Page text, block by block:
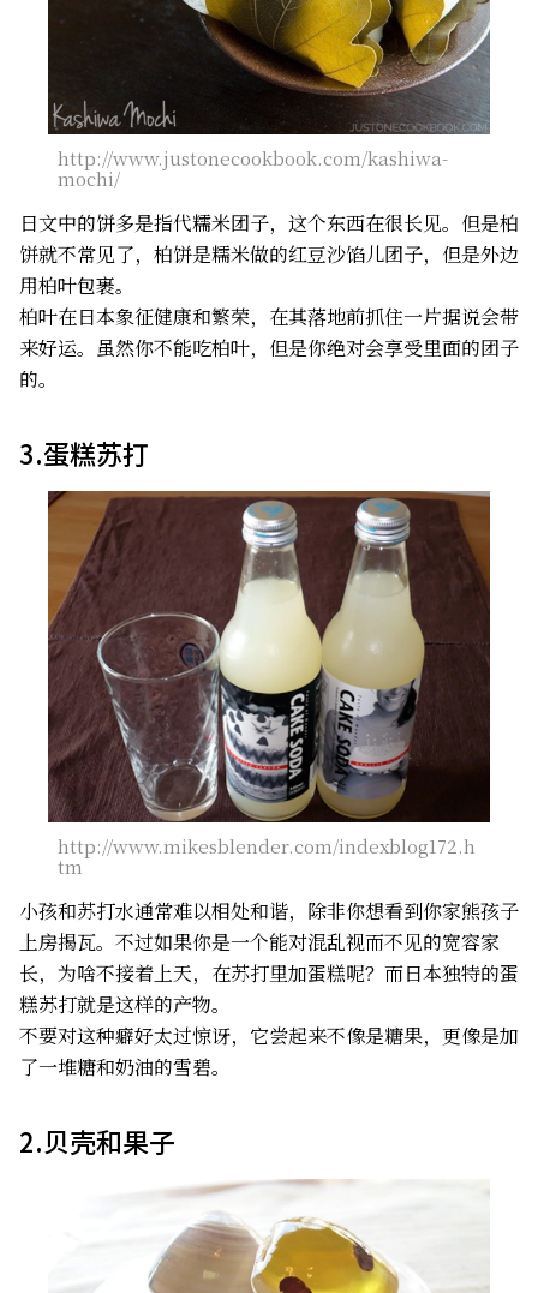
http://www.justonecookbook.com/kashiwa-
mochi/
日文中的饼多是指代糯米团子，这个东西在很长见。但是柏
饼就不常见了，柏饼是糯米做的红豆沙馅儿团子，但是外边
用柏叶包裹。
柏叶在日本象征健康和繁荣，在其落地前抓住一片据说会带
来好运。虽然你不能吃柏叶，但是你绝对会享受里面的团子
的。
3.蛋糕苏打
http://www.mikesblender.com/indexblog172.h
tm
小孩和苏打水通常难以相处和谐，除非你想看到你家熊孩子
上房揭瓦。不过如果你是一个能对混乱视而不见的宽容家
长，为啥不接着上天，在苏打里加蛋糕呢？而日本独特的蛋
糕苏打就是这样的产物。
不要对这种癖好太过惊讶，它尝起来不像是糖果，更像是加
了一堆糖和奶油的雪碧。
2.贝壳和果子